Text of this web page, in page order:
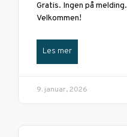
Gratis. Ingen på melding.
Velkommen!
Les mer
9. januar, 2026